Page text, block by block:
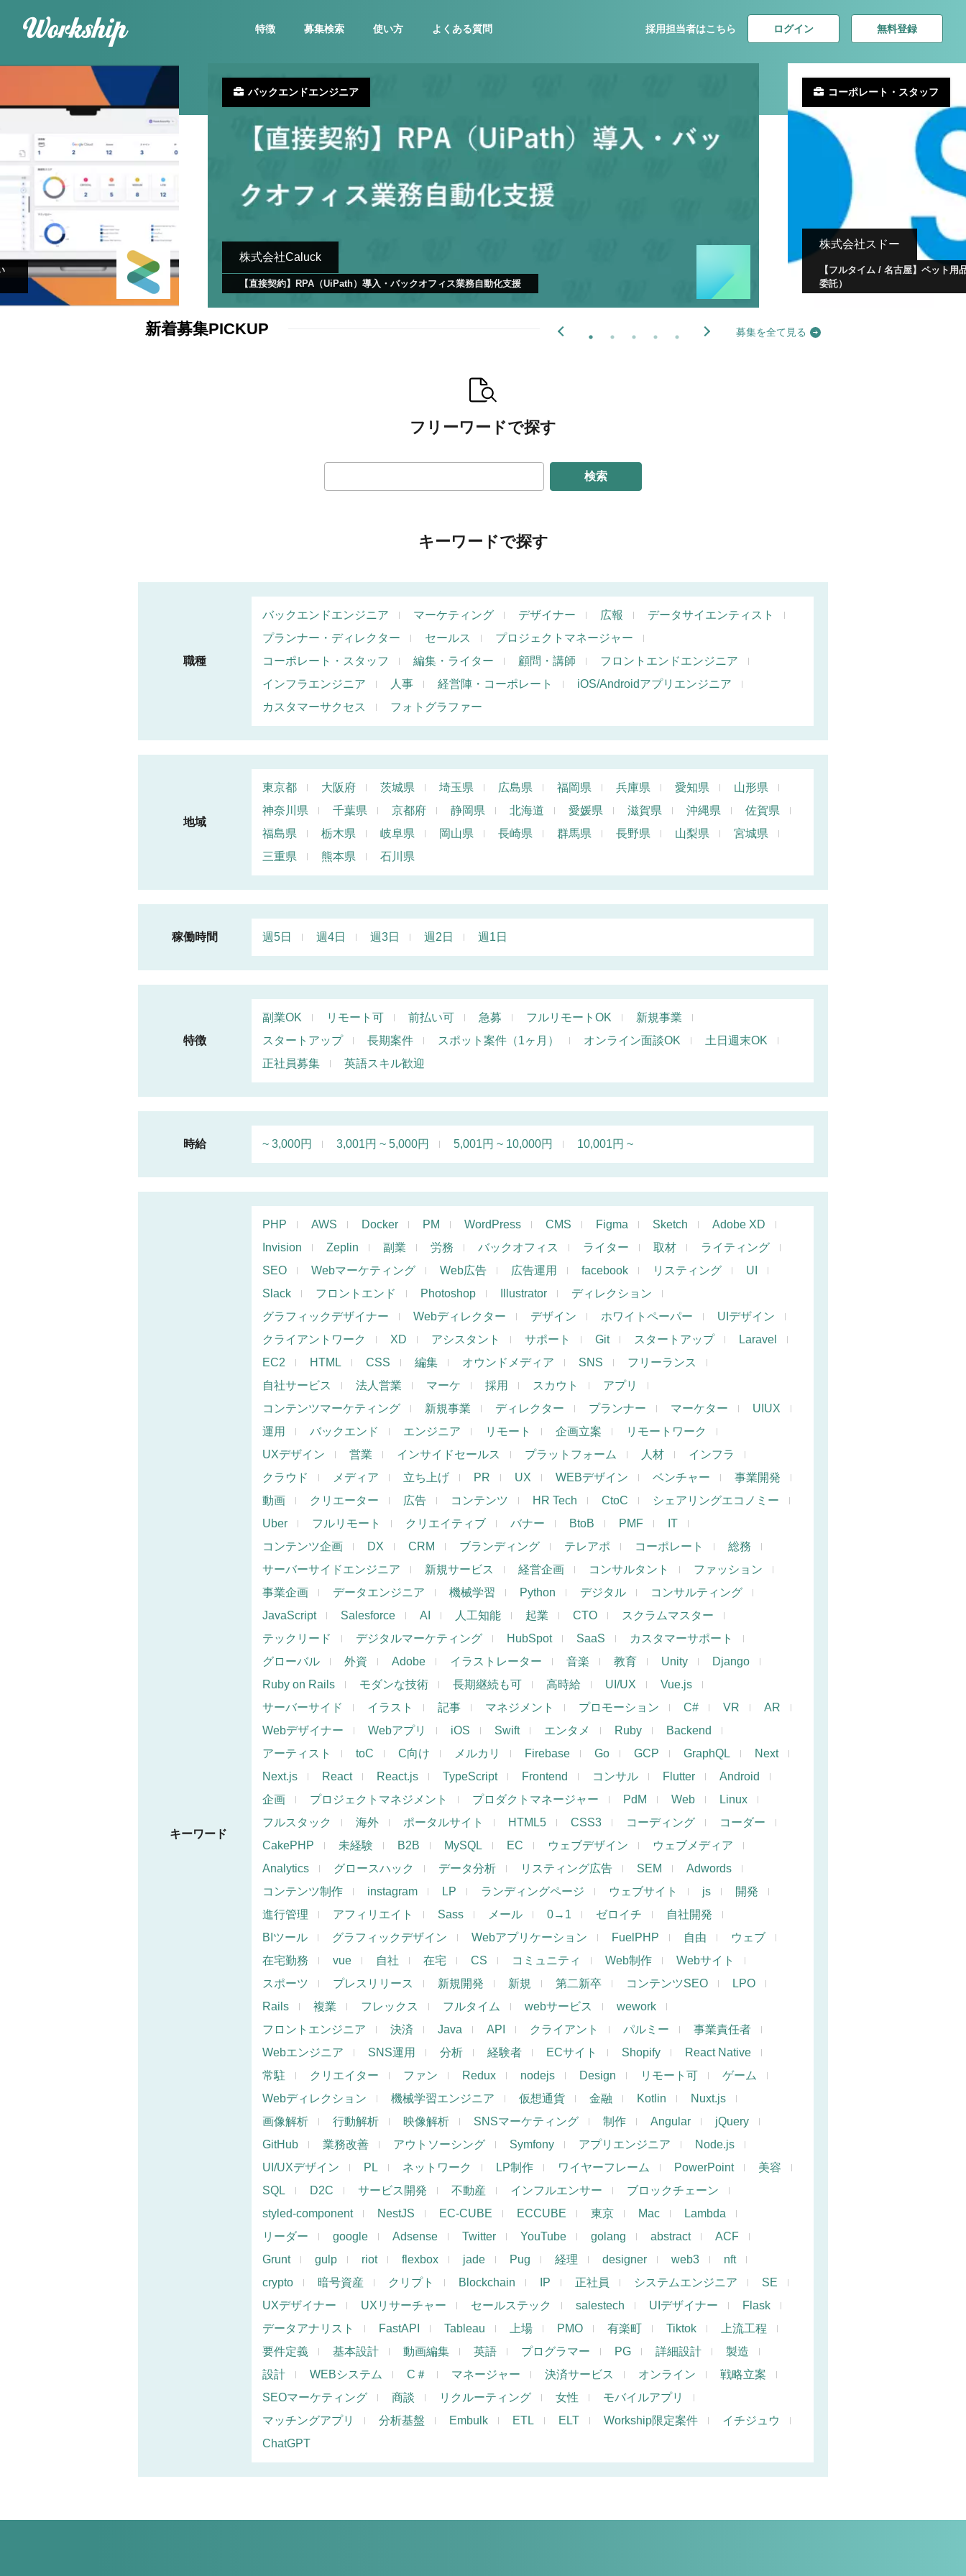
特徴 募集検索 使い方 よくある質問 採用担当者はこちら ログイン 無料登録
新着募集PICKUP 募集を全て見る
株式会社Caluck
【直接契約】RPA（UiPath）導入・バックオフィス業務自動化支援
バックエンドエンジニア
株式会社スドー
【フルタイム / 名古屋】ペット
委託）
コーポレート・スタッフ
フリーワードで探す
検索
キーワードで探す
職種
バックエンドエンジニア マーケティング デザイナー 広報
データサイエンティスト
プランナー・ディレクター
セールス
プロジェクトマネージャー
コーポレート・スタッフ
編集・ライター 顧問・講師
フロントエンドエンジニア
インフラエンジニア
人事 経営陣・コーポレート
iOS/Androidアプリエンジニア
カスタマーサクセス
フォトグラファー
地域
東京都 大阪府 茨城県 埼玉県 広島県 福岡県 兵庫県 愛知県
山形県
神奈川県
千葉県 京都府 静岡県 北海道 愛媛県 滋賀県 沖縄県
佐賀県
福島県
栃木県 岐阜県 岡山県 長崎県 群馬県 長野県 山梨県
宮城県
三重県
熊本県 石川県
稼働時間 週5日 週4日 週3日 週2日 週1日
特徴
副業OK リモート可 前払い可 急募 フルリモートOK
新規事業
スタートアップ
長期案件 スポット案件（1ヶ月） オンライン面談OK
土日週末OK
正社員募集
英語スキル歓迎
時給 ~ 3,000円 3,001円 ~ 5,000円 5,001円 ~ 10,000円 10,001円 ~
キーワード
PHP AWS Docker PM WordPress CMS Figma Sketch
Adobe XD
Invision
Zeplin 副業 労務 バックオフィス ライター 取材
ライティング
SEO
Webマーケティング Web広告 広告運用 facebook リスティング
UI
Slack
フロントエンド Photoshop Illustrator
ディレクション
グラフィックデザイナー
Webディレクター デザイン ホワイトペーパー
UIデザイン
クライアントワーク
XD アシスタント サポート Git スタートアップ
Laravel
EC2
HTML CSS 編集 オウンドメディア SNS
フリーランス
自社サービス
法人営業 マーケ 採用 スカウト
アプリ
コンテンツマーケティング
新規事業 ディレクター プランナー マーケター
UIUX
運用
バックエンド エンジニア リモート 企画立案
リモートワーク
UXデザイン
営業 インサイドセールス プラットフォーム 人材
インフラ
クラウド
メディア 立ち上げ PR UX WEBデザイン ベンチャー
事業開発
動画
クリエーター 広告 コンテンツ HR Tech CtoC
シェアリングエコノミー
Uber
フルリモート クリエイティブ バナー BtoB PMF
IT
コンテンツ企画
DX CRM ブランディング テレアポ コーポレート
総務
サーバーサイドエンジニア
新規サービス 経営企画 コンサルタント
ファッション
事業企画
データエンジニア 機械学習 Python デジタル
コンサルティング
JavaScript
Salesforce AI 人工知能 起業 CTO
スクラムマスター
テックリード
デジタルマーケティング HubSpot SaaS
カスタマーサポート
グローバル
外資 Adobe イラストレーター 音楽 教育 Unity
Django
Ruby on Rails
モダンな技術 長期継続も可 高時給 UI/UX
Vue.js
サーバーサイド
イラスト 記事 マネジメント プロモーション C# VR
AR
Webデザイナー
Webアプリ iOS Swift エンタメ Ruby
Backend
アーティスト
toC C向け メルカリ Firebase Go GCP GraphQL
Next
Next.js
React React.js TypeScript Frontend コンサル Flutter
Android
企画
プロジェクトマネジメント プロダクトマネージャー PdM Web
Linux
フルスタック
海外 ポータルサイト HTML5 CSS3 コーディング
コーダー
CakePHP
未経験 B2B MySQL EC ウェブデザイン
ウェブメディア
Analytics
グロースハック データ分析 リスティング広告 SEM
Adwords
コンテンツ制作
instagram LP ランディングページ ウェブサイト js
開発
進行管理
アフィリエイト Sass メール 0→1 ゼロイチ
自社開発
BIツール
グラフィックデザイン Webアプリケーション FuelPHP 自由
ウェブ
在宅勤務
vue 自社 在宅 CS コミュニティ Web制作
Webサイト
スポーツ
プレスリリース 新規開発 新規 第二新卒 コンテンツSEO
LPO
Rails
複業 フレックス フルタイム webサービス
wework
フロントエンジニア
決済 Java API クライアント パルミー
事業責任者
Webエンジニア
SNS運用 分析 経験者 ECサイト Shopify
React Native
常駐
クリエイター ファン Redux nodejs Design リモート可
ゲーム
Webディレクション
機械学習エンジニア 仮想通貨 金融 Kotlin
Nuxt.js
画像解析
行動解析 映像解析 SNSマーケティング 制作 Angular
jQuery
GitHub
業務改善 アウトソーシング Symfony アプリエンジニア
Node.js
UI/UXデザイン
PL ネットワーク LP制作 ワイヤーフレーム PowerPoint
美容
SQL
D2C サービス開発 不動産 インフルエンサー
ブロックチェーン
styled-component
NestJS EC-CUBE ECCUBE 東京 Mac
Lambda
リーダー
google Adsense Twitter YouTube golang abstract
ACF
Grunt
gulp riot flexbox jade Pug 経理 designer web3
nft
crypto
暗号資産 クリプト Blockchain IP 正社員 システムエンジニア
SE
UXデザイナー
UXリサーチャー セールステック salestech UIデザイナー
Flask
データアナリスト
FastAPI Tableau 上場 PMO 有楽町 Tiktok
上流工程
要件定義
基本設計 動画編集 英語 プログラマー PG 詳細設計
製造
設計
WEBシステム C＃ マネージャー 決済サービス オンライン
戦略立案
SEOマーケティング
商談 リクルーティング 女性
モバイルアプリ
マッチングアプリ
分析基盤 Embulk ETL ELT Workship限定案件
イチジュウ
ChatGPT